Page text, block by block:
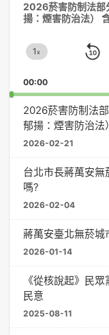
2026菸害防制法部
揚：煙害防治法）
Change
Rate
1x
00:00
2026菸害防制法
郁揚：煙害防治
2026-02-21
台北市長蔣萬安
嗎?
2026-02-04
蔣萬安臺北無菸城
2026-01-14
《從核說起》民
民意
2025-08-11